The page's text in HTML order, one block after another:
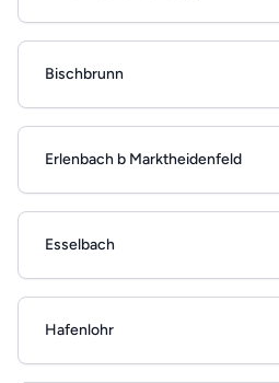
Bischbrunn
Erlenbach b Marktheidenfeld
Esselbach
Hafenlohr